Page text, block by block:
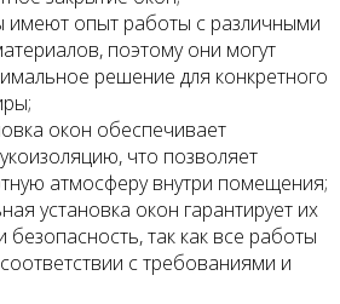
имеют опыт работы с различными
поэтому они могут
решение для конкретного
окон обеспечивает
что позволяет
атмосферу внутри помещения;
установка окон гарантирует их
безопасность, так как все работы
с требованиями и